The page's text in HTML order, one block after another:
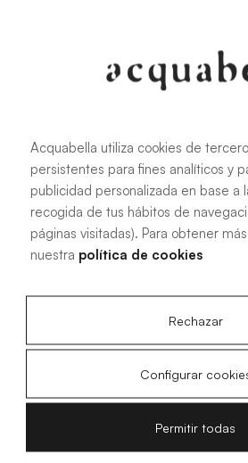
PDF
Manuel d'installation des receveurs
de douche Akron®
4.15 MB|PDF
Acquabella utiliza cookies de
persistentes para fines analíticos y
publicidad personalizada en base a
recogida de tus hábitos de
páginas visitadas). Para obtener
nuestra política de cookies
Rechazar
Configurar
Permitir todas